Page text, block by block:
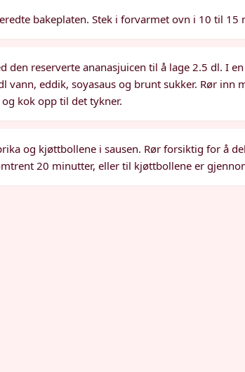
bakeplaten. Stek i forvarmet ovn i 10 til 15
den reserverte ananasjuicen til å lage 2.5 dl. I
vann, eddik, soyasaus og brunt sukker. Rør inn
kok opp til det tykner.
og kjøttbollene i sausen. Rør forsiktig for å
20 minutter, eller til kjøttbollene er